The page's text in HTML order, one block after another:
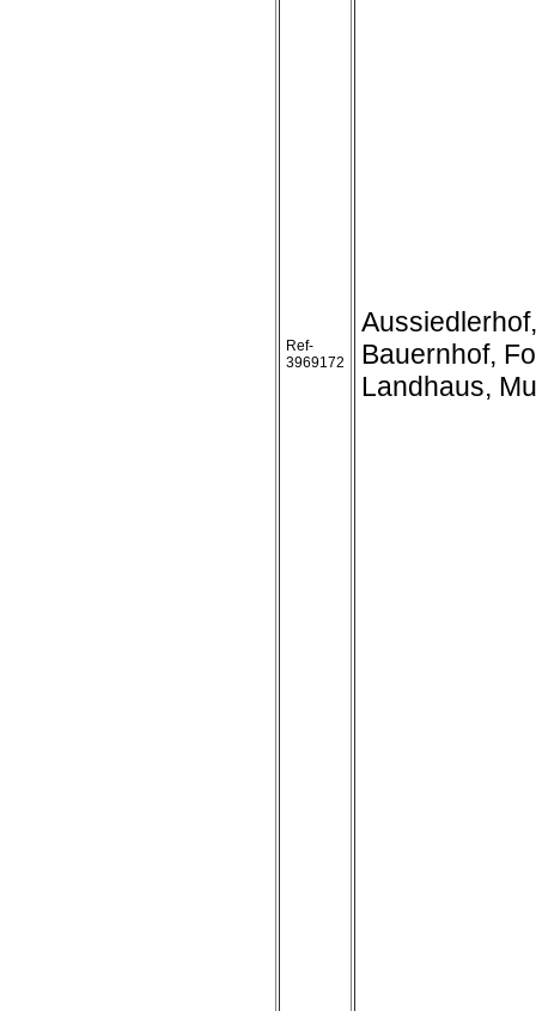
Ref-
3969172
Bauernhof,
Landhaus,